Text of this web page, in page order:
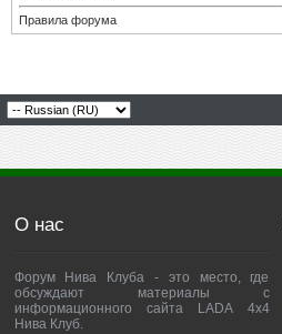
Правила форума
О нас
Форум Нива Клуба - это место, где
обсуждают материалы с
информационного сайта LADA 4x4
Нива Клуб.